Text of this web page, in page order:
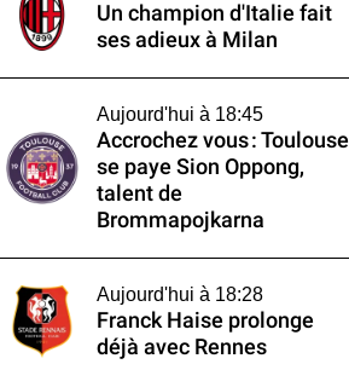
Un champion d'Italie fait
ses adieux à Milan
Aujourd'hui à 18:45
Accrochez vous : Toulouse
se paye Sion Oppong,
talent de
Brommapojkarna
Aujourd'hui à 18:28
Franck Haise prolonge
déjà avec Rennes